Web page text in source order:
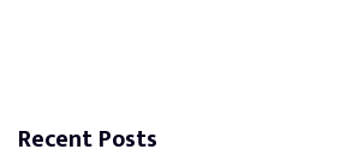
Recent Posts